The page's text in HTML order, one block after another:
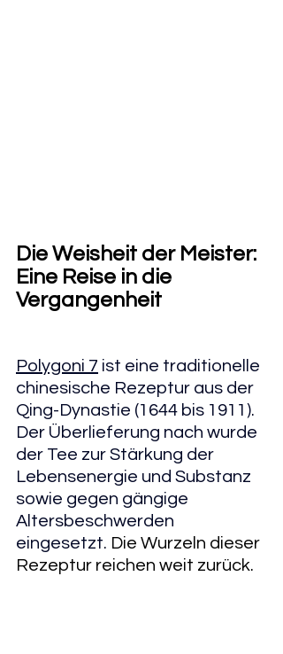
Die Weisheit der Meister:
Eine Reise in die
Vergangenheit
Polygoni 7 ist eine traditionelle
chinesische Rezeptur aus der
Qing-Dynastie (1644 bis 1911).
Der Überlieferung nach wurde
der Tee zur Stärkung der
Lebensenergie und Substanz
sowie gegen gängige
Altersbeschwerden
eingesetzt. Die Wurzeln dieser
Rezeptur reichen weit zurück.